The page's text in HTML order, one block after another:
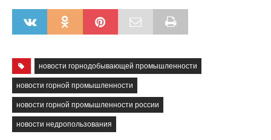
новости горнодобывающей промышленности
новости горной промышленности
новости горной промышленности россии
новости недропользования